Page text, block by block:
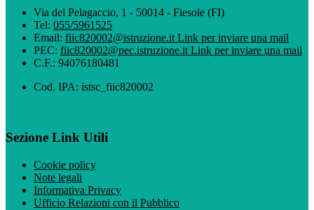
Via del Pelagaccio, 1 - 50014 - Fiesole (FI)
Tel: 055/5961525
Email: fiic820002@istruzione.it Link per inviare una mail
PEC: fiic820002@pec.istruzione.it Link per inviare una mail
C.F.: 94076180481
Cod. IPA: istsc_fiic820002
Sezione Link Utili
Cookie policy
Note legali
Informativa Privacy
Ufficio Relazioni con il Pubblico